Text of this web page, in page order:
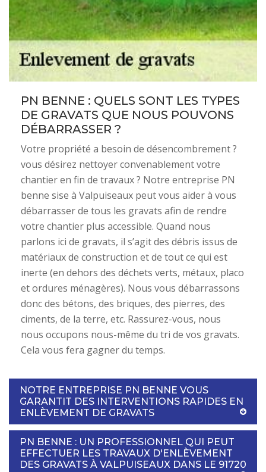
PN BENNE : QUELS SONT LES TYPES
DE GRAVATS QUE NOUS POUVONS
DÉBARRASSER ?
Votre propriété a besoin de désencombrement ?
vous désirez nettoyer convenablement votre
chantier en fin de travaux ? Notre entreprise PN
benne sise à Valpuiseaux peut vous aider à vous
débarrasser de tous les gravats afin de rendre
votre chantier plus accessible. Quand nous
parlons ici de gravats, il s’agit des débris issus de
matériaux de construction et de tout ce qui est
inerte (en dehors des déchets verts, métaux, placo
et ordures ménagères). Nous vous débarrassons
donc des bétons, des briques, des pierres, des
ciments, de la terre, etc. Rassurez-vous, nous
nous occupons nous-même du tri de vos gravats.
Cela vous fera gagner du temps.
NOTRE ENTREPRISE PN BENNE VOUS
GARANTIT DES INTERVENTIONS RAPIDES EN
ENLÈVEMENT DE GRAVATS
PN BENNE : UN PROFESSIONNEL QUI PEUT
EFFECTUER LES TRAVAUX D'ENLÈVEMENT
DES GRAVATS À VALPUISEAUX DANS LE 91720